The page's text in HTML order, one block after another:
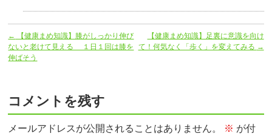
←
【健康まめ知識】膝がしっかり伸び
ないと老けて見える １日１回は膝を
伸ばそう
【健康まめ知識】足裏に意識を向け
て！何気なく「歩く」を変えてみる →
コメントを残す
メールアドレスが公開されることはありません。 ※ が付